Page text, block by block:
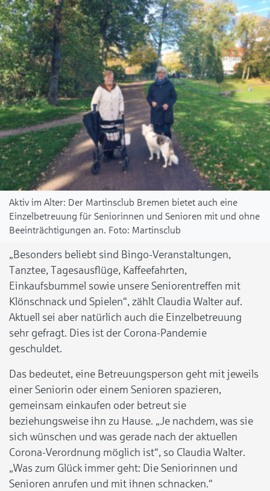
Aktiv im Alter: Der Martinsclub Bremen bietet auch eine
Einzelbetreuung für Seniorinnen und Senioren mit und ohne
Beeinträchtigungen an.
Martinsclub
„Besonders beliebt sind Bingo-Veranstaltungen,
Tanztee, Tagesausflüge, Kaffeefahrten,
Einkaufsbummel sowie unsere Seniorentreffen mit
Klönschnack und Spielen“, zählt Claudia Walter auf.
Aktuell sei aber natürlich auch die Einzelbetreuung
sehr gefragt. Dies ist der Corona-Pandemie
geschuldet.
Das bedeutet, eine Betreuungsperson geht mit jeweils
einer Seniorin oder einem Senioren spazieren,
gemeinsam einkaufen oder betreut sie
beziehungsweise ihn zu Hause. „Je nachdem, was sie
sich wünschen und was gerade nach der aktuellen
Corona-Verordnung möglich ist“, so Claudia Walter.
„Was zum Glück immer geht: Die Seniorinnen und
Senioren anrufen und mit ihnen schnacken.“